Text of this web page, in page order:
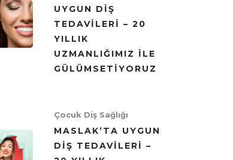
UYGUN DIŞ
TEDAVILERI – 20
YILLIK
UZMANLIĞIMIZ ILE
GÜLÜMSETIYORUZ
Çocuk Diş Sağlığı
MASLAK’TA UYGUN
DIŞ TEDAVILERI –